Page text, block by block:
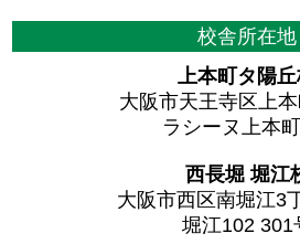
校舎所在地
上本町タ陽
大阪市天王寺区上
ラシーヌ上本
西長堀 堀江
大阪市西区南堀江3
堀江102 301